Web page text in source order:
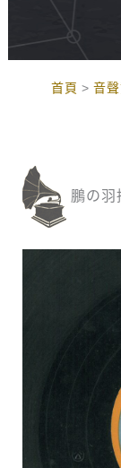
首頁 音
鵬の羽